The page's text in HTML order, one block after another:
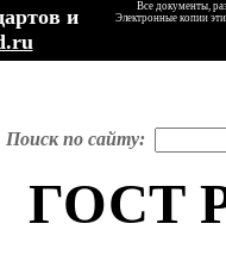
и
Все документы,
Электронные копии
Поиск по сайту:
ГОСТ Р